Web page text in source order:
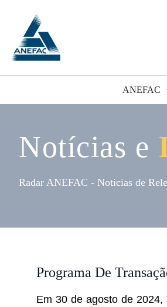
ANEFAC
Notícias e
Radar ANEFAC - Noticias de
Programa De
Em 30 de agosto de